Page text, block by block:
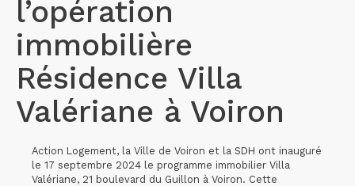
l’opération
immobilière
Résidence Villa
Valériane à Voiron
Action Logement, la Ville de Voiron et la SDH ont inauguré
le 17 septembre 2024 le programme immobilier Villa
Valériane, 21 boulevard du Guillon à Voiron. Cette